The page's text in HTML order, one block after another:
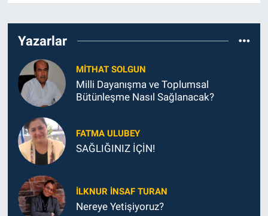
Yazarlar
MITHAT SOLGUN
Milli Dayanışma ve Toplumsal
Bütünleşme Nasıl Sağlanacak?
FATMA ULUBEY
SAĞLIĞINIZ İÇİN!
İLKNUR İNSAF TURAN
Nereye Yetişiyoruz?